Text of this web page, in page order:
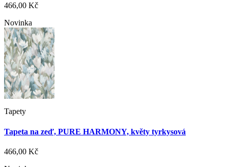
466,00 Kč
Novinka
Tapety
Tapeta na zeď, PURE HARMONY, květy tyrkysová
466,00 Kč